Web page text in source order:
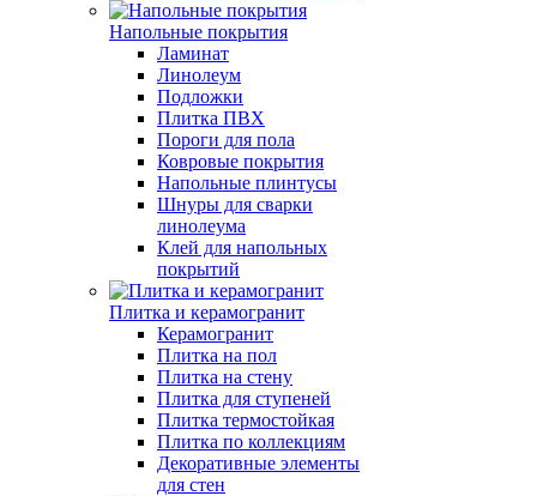
Напольные покрытия
Ламинат
Линолеум
Подложки
Плитка ПВХ
Пороги для пола
Ковровые покрытия
Напольные плинтусы
Шнуры для сварки
линолеума
Клей для напольных
покрытий
Плитка и керамогранит
Керамогранит
Плитка на пол
Плитка на стену
Плитка для ступеней
Плитка термостойкая
Плитка по коллекциям
Декоративные элементы
для стен